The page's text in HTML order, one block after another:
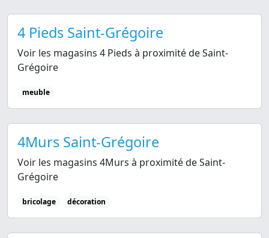
4 Pieds Saint-Grégoire
Voir les magasins 4 Pieds à proximité de Saint-
Grégoire
meuble
4Murs Saint-Grégoire
Voir les magasins 4Murs à proximité de Saint-
Grégoire
bricolage décoration